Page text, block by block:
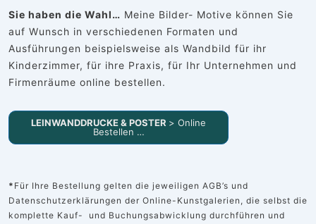
Sie haben die Wahl… Meine Bilder- Motive können Sie
auf Wunsch in verschiedenen Formaten und
Ausführungen beispielsweise als Wandbild für ihr
Kinderzimmer, für ihre Praxis, für Ihr Unternehmen und
Firmenräume online bestellen.
LEINWANDDRUCKE & POSTER > Online
Bestellen …
* Für Ihre Bestellung gelten die jeweiligen AGB’s und
Datenschutzerklärungen der Online-Kunstgalerien, die selbst die
komplette Kauf- und Buchungsabwicklung durchführen und